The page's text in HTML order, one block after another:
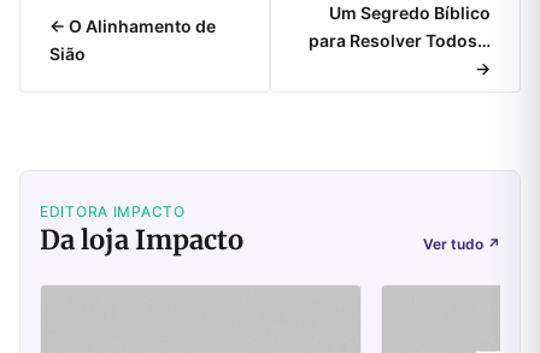
← O Alinhamento de
Sião
Um Segredo Bíblico
para Resolver Todos…
→
EDITORA IMPACTO
Da loja Impacto Ver tudo ↗